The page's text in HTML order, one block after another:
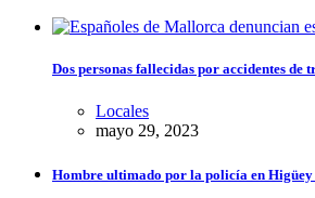
Dos personas fallecidas por accidentes de
Locales
mayo 29, 2023
Hombre ultimado por la policía en Higüey